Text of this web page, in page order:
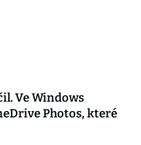
Ve Windows
Photos, které